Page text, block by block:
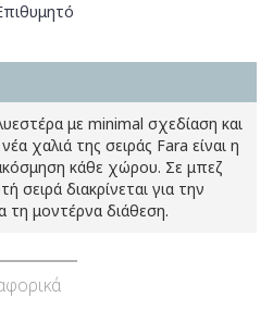
με minimal σχεδίαση και
χαλιά της σειράς Fara είναι η
κάθε χώρου. Σε μπεζ
σειρά διακρίνεται για την
τη μοντέρνα διάθεση.